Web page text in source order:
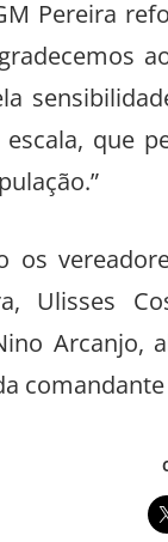
Pereira
que
os
Ulisses
Arcanjo,